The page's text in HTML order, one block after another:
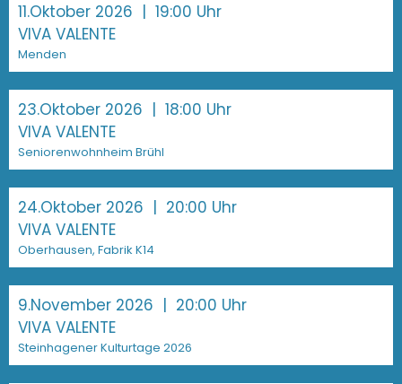
11.Oktober 2026 | 19:00 Uhr
VIVA VALENTE
Menden
23.Oktober 2026 | 18:00 Uhr
VIVA VALENTE
Seniorenwohnheim Brühl
24.Oktober 2026 | 20:00 Uhr
VIVA VALENTE
Oberhausen, Fabrik K14
9.November 2026 | 20:00 Uhr
VIVA VALENTE
Steinhagener Kulturtage 2026